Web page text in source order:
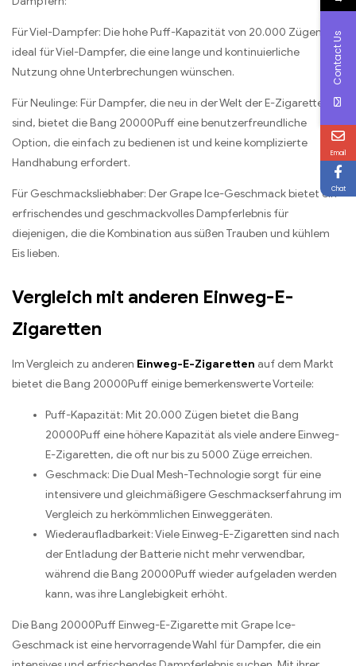
Für Viel-Dampfer: Die hohe Puff-Kapazität von 20.000 Zügen ist
ideal für Viel-Dampfer, die eine lange und kontinuierliche
Nutzung ohne Unterbrechungen wünschen.
Für Neulinge: Für Dampfer, die neu in der Welt der E-Zigaretten
sind, bietet die Bang 20000Puff eine benutzerfreundliche
Option, die einfach zu bedienen ist und keine komplizierte
Handhabung erfordert.
Für Geschmacksliebhaber: Der Grape Ice-Geschmack bietet ein
erfrischendes und geschmackvolles Dampferlebnis für
diejenigen, die die Kombination aus süßen Trauben und kühlem
Eis lieben.
Vergleich mit anderen Einweg-E-
Zigaretten
Im Vergleich zu anderen Einweg-E-Zigaretten auf dem Markt
bietet die Bang 20000Puff einige bemerkenswerte Vorteile:
Puff-Kapazität: Mit 20.000 Zügen bietet die Bang
20000Puff eine höhere Kapazität als viele andere Einweg-
E-Zigaretten, die oft nur bis zu 5000 Züge erreichen.
Geschmack: Die Dual Mesh-Technologie sorgt für eine
intensivere und gleichmäßigere Geschmackserfahrung im
Vergleich zu herkömmlichen Einweggeräten.
Wiederaufladbarkeit: Viele Einweg-E-Zigaretten sind nach
der Entladung der Batterie nicht mehr verwendbar,
während die Bang 20000Puff wieder aufgeladen werden
kann, was ihre Langlebigkeit erhöht.
Die Bang 20000Puff Einweg-E-Zigarette mit Grape Ice-
Geschmack ist eine hervorragende Wahl für Dampfer, die ein
Contact Us
Email
Chat